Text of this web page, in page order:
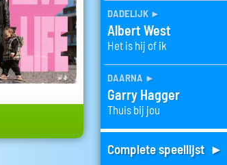
dadelijk ►
Albert West
Het is hij of ik
daarna ►
Garry Hagger
Thuis bij jou
Complete speellijst ►